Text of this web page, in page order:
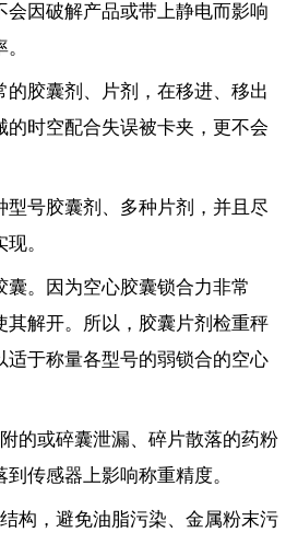
会因破解产品或带上静电而影响
的胶囊剂、片剂，在移进、移出
的时空配合失误被卡夹，更不会
型号胶囊剂、多种片剂，并且尽
。
囊。因为空心胶囊锁合力非常
其解开。所以，胶囊片剂检重秤
适于称量各型号的弱锁合的空心
的或碎囊泄漏、碎片散落的药粉
传感器上影响称重精度。
构，避免油脂污染、金属粉末污